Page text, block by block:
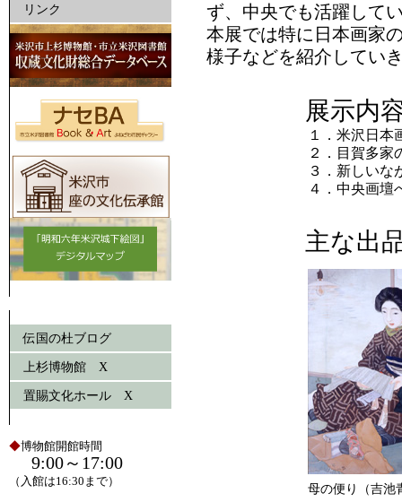
リンク
伝国の杜ブログ
上杉博物館 X
置賜文化ホール X
◆博物館開館時間
9:00～17:00
（入館は16:30まで）
ず、中央でも活躍して
本展では特に日本画家
様子などを紹介してい
展示内
１．米沢日
２．目賀多家
３．新しいな
４．中央画壇
主な出
母の便り（吉池